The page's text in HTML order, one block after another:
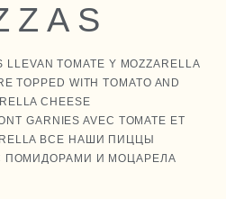
LLEVAN TOMATE Y MOZZARELLA
TOPPED WITH TOMATO AND
CHEESE
GARNIES AVEC TOMATE ET
ВСЕ НАШИ ПИЦЦЫ
ПОМИДОРАМИ И МОЦАРЕЛА